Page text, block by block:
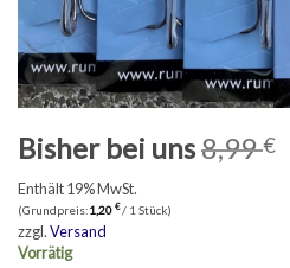
Bisher bei uns8,99€
Enthält 19% MwSt.
(Grundpreis:1,20 €/ 1 Stück)
zzgl.Versand
Vorrätig